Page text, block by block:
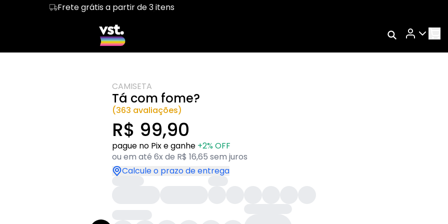
Frete grátis a partir de 3 itens
Regata
Cropped
II LGBT & PAI
DADDY
Rastrear Meu
CAMISETA
Tá com fome?
(363 avaliações)
R$ 99,90
pague no Pix e ganhe +2% OFF
ou em até 6x de R$ 16,65 sem juros
Calcule o prazo de entrega